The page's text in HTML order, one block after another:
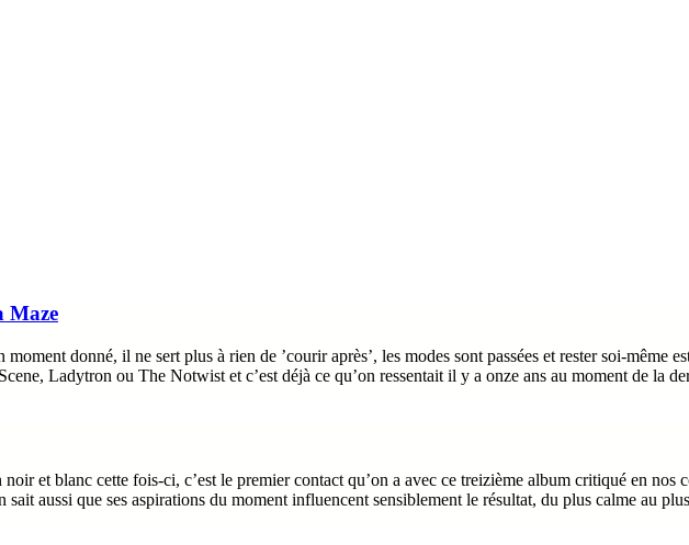
Maze
moment donné, il ne sert plus à rien de ’courir après’, les modes sont passées et rester soi-même
Ladytron ou The Notwist et c’est déjà ce qu’on ressentait il y a onze ans au moment de la
et blanc cette fois-ci, c’est le premier contact qu’on a avec ce treizième album critiqué en
aussi que ses aspirations du moment influencent sensiblement le résultat, du plus calme au